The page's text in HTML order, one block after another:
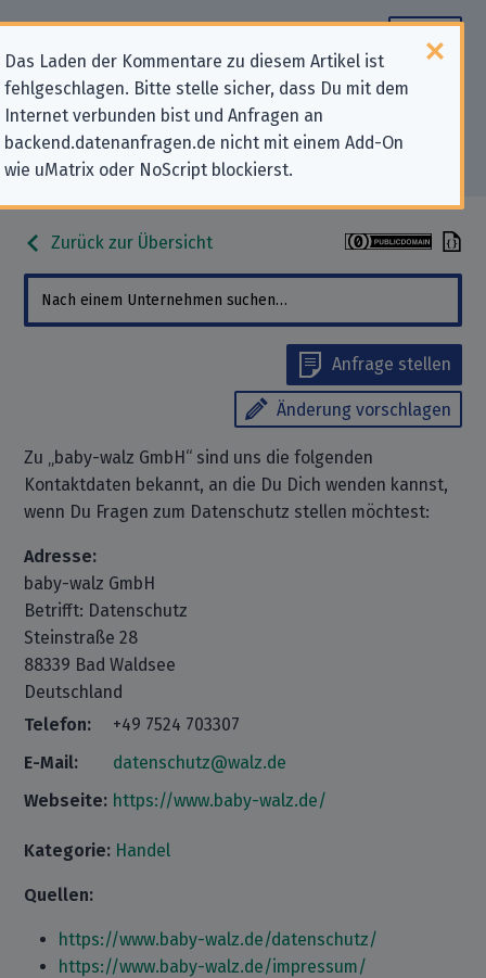
Das Laden der Kommentare zu diesem Artikel ist
fehlgeschlagen. Bitte stelle sicher, dass Du mit dem
Internet verbunden bist und Anfragen an
backend.datenanfragen.de nicht mit einem Add-On
wie uMatrix oder NoScript blockierst.
Datenschutz-Kontaktdaten für
„baby-walz GmbH“
Zurück zur Übersicht
Anfrage stellen
Änderung vorschlagen
Zu „baby-walz GmbH“ sind uns die folgenden
Kontaktdaten bekannt, an die Du Dich wenden kannst,
wenn Du Fragen zum Datenschutz stellen möchtest:
Adresse:
baby-walz GmbH
Betrifft: Datenschutz
Steinstraße 28
88339 Bad Waldsee
Deutschland
Telefon:
+49 7524 703307
E-Mail:
datenschutz@walz.de
Webseite: https://www.baby-walz.de/
Kategorie: Handel
Quellen:
https://www.baby-walz.de/datenschutz/
https://www.baby-walz.de/impressum/